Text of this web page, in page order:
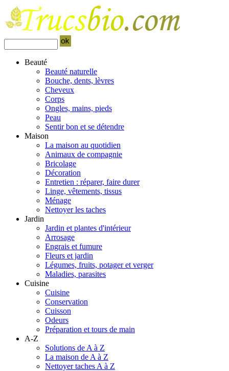
Beauté
Beauté naturelle
Bouche, dents, lèvres
Cheveux
Corps
Ongles, mains, pieds
Peau
Sentir bon et se détendre
Maison
La maison au quotidien
Animaux de compagnie
Bricolage
Décoration
Entretien : réparer, faire durer
Linge, vêtements, tissus
Ménage
Nettoyer les taches
Jardin
Jardin et plantes d'intérieur
Arrosage
Engrais et fumure
Fleurs et jardin
Légumes, fruits, potager et verger
Maladies, parasites
Cuisine
Cuisine
Conservation
Cuisson
Odeurs
Préparation et tours de main
A-Z
Solutions de A à Z
La maison de A à Z
Nettoyer taches A à Z